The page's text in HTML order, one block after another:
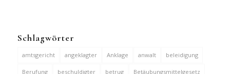
Schlagwörter
amtsgericht angeklagter Anklage anwalt beleidigung
Berufung beschuldigter betrug Betäubungsmittelgesetz